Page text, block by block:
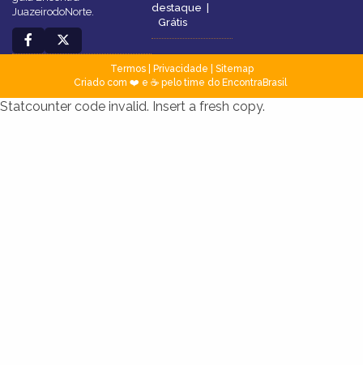
JuazeirodoNorte.
destaque |
Grátis
Termos| Privacidade
Sitemap
Criado com ❤️ e ☕ pelo time do EncontraBrasil
Statcounter code invalid. Insert a fresh copy.